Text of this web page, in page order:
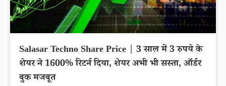
Salasar Techno Share Price | 3 साल में 3 रुपये के
शेयर ने 1600% रिटर्न दिया, शेयर अभी भी सस्ता, ऑर्डर
बुक मजबूत